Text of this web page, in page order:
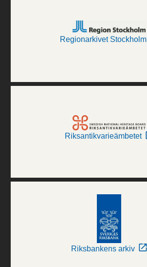
Regionarkivet Stockholm
Riksantikvarieämbetet
Riksbankens arkiv